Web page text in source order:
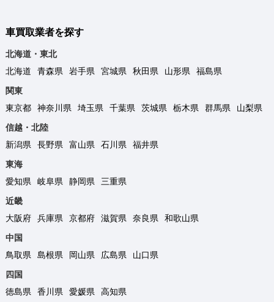
車買取業者を探す
北海道・東北
北海道
青森県 岩手県 宮城県 秋田県 山形県
福島県
関東
東京都
神奈川県 埼玉県 千葉県 茨城県 栃木県 群馬県
山梨県
信越・北陸
新潟県
長野県 富山県 石川県
福井県
東海
愛知県
岐阜県 静岡県
三重県
近畿
大阪府
兵庫県 京都府 滋賀県 奈良県
和歌山県
中国
鳥取県
島根県 岡山県 広島県
山口県
四国
徳島県
香川県 愛媛県
高知県